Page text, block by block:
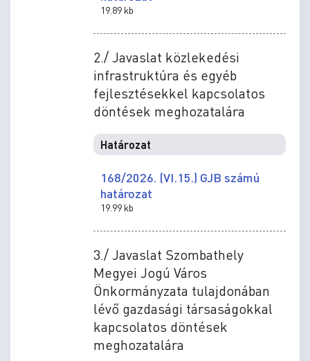
19.89 kb
2./ Javaslat közlekedési
infrastruktúra és egyéb
fejlesztésekkel kapcsolatos
döntések meghozatalára
Határozat
168/2026. (VI.15.) GJB számú
határozat
19.99 kb
3./ Javaslat Szombathely
Megyei Jogú Város
Önkormányzata tulajdonában
lévő gazdasági társaságokkal
kapcsolatos döntések
meghozatalára